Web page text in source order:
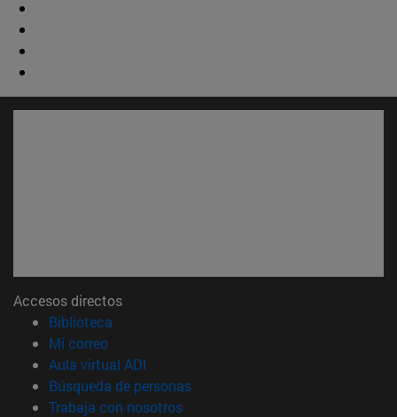
Accesos directos
Biblioteca
Mi correo(abre en nueva ventana)
Aula virtual ADI
Búsqueda de personas(abre en nueva ventana)
Trabaja con nosotros(abre en nueva ventana)